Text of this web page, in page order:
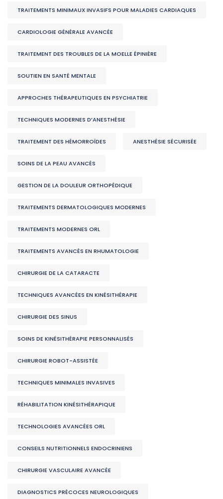
TRAITEMENTS MINIMAUX INVASIFS POUR MALADIES CARDIAQUES
CARDIOLOGIE GÉNÉRALE AVANCÉE
TRAITEMENT DES TROUBLES DE LA MOELLE ÉPINIÈRE
SOUTIEN EN SANTÉ MENTALE
APPROCHES THÉRAPEUTIQUES EN PSYCHIATRIE
TECHNIQUES MODERNES D’ANESTHÉSIE
TRAITEMENT DES HÉMORROÏDES ANESTHÉSIE SÉCURISÉE
SOINS DE LA PEAU AVANCÉS
GESTION DE LA DOULEUR ORTHOPÉDIQUE
TRAITEMENTS DERMATOLOGIQUES MODERNES
TRAITEMENTS MODERNES ORL
TRAITEMENTS AVANCÉS EN RHUMATOLOGIE
CHIRURGIE DE LA CATARACTE
TECHNIQUES AVANCÉES EN KINÉSITHÉRAPIE
CHIRURGIE DES SINUS
SOINS DE KINÉSITHÉRAPIE PERSONNALISÉS
CHIRURGIE ROBOT-ASSISTÉE
TECHNIQUES MINIMALES INVASIVES
RÉHABILITATION KINÉSITHÉRAPIQUE
TECHNOLOGIES AVANCÉES ORL
CONSEILS NUTRITIONNELS ENDOCRINIENS
CHIRURGIE VASCULAIRE AVANCÉE
DIAGNOSTICS PRÉCOCES NEUROLOGIQUES